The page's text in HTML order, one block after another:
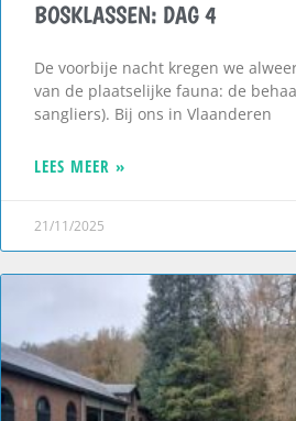
BOSKLASSEN: DAG 4
De voorbije nacht kregen we
van de plaatselijke fauna: de
sangliers). Bij ons in Vlaanderen
LEES MEER »
21/11/2025